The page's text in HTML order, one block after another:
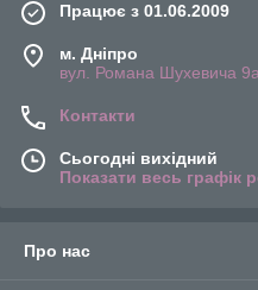
Працює з 01.06.2009
м. Дніпро
вул. Романа Шухевича
Контакти
Сьогодні вихідний
Показати весь графік
Про нас